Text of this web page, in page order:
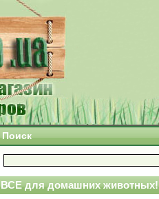
Поиск
ВСЕ для домашних животных!